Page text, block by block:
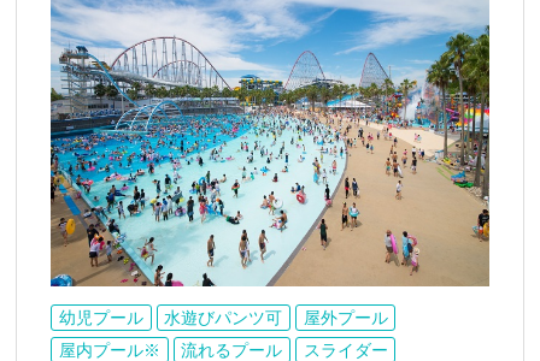
幼児プール 水遊びパンツ可
屋外プール
屋内プール※
流れるプール
スライダー